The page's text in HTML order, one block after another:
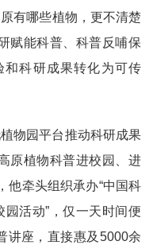
有哪些植物，更不清楚
赋能科普、科普反哺保
和科研成果转化为可传
物园平台推动科研成果
原植物科普进校园、进
他牵头组织承办“中国科
活动”，仅一天时间便
讲座，直接惠及5000余